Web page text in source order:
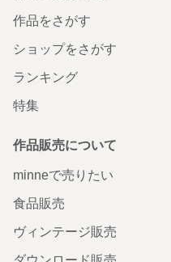
作品をさがす
ショップをさがす
ランキング
特集
作品販売について
minneで売りたい
食品販売
ヴィンテージ販売